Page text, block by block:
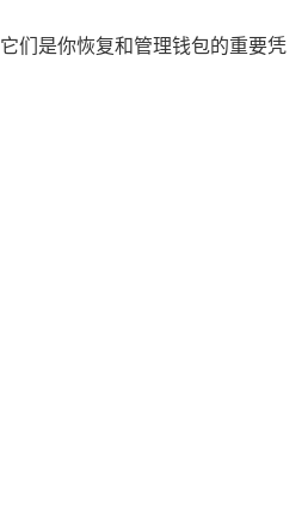
们是你恢复和管理钱包的重要凭